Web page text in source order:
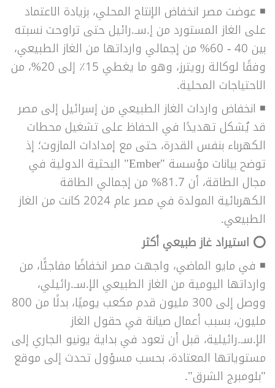
◾ عوضت مصر انخفاض الإنتاج المحلي، بزيادة الاعتماد
على الغاز المستورد من إ.سـ.رائيل حتى تراوحت نسبته
بين 40 - 60% من إجمالي وارداتها من الغاز الطبيعي،
وفقًا لوكالة رويترز، وهو ما يغطي 15٪ إلى 20%، من
الاحتياجات المحلية.
◾ انخفاض واردات الغاز الطبيعي من إسرائيل إلى مصر
قد يُشكل تهديدًا في الحفاظ على تشغيل محطات
الكهرباء بنفس القدرة، حتى مع إمدادات المازوت؛ إذ
توضح بيانات مؤسسة "Ember" البحثية الدولية في
مجال الطاقة، أن 81.7% من إجمالي الطاقة
الكهربائية المولدة في مصر عام 2024 كانت من الغاز
الطبيعي.
⭕ استيراد غاز طبيعي أكثر
◾ في مايو الماضي، واجهت مصر انخفاضًا مفاجئًا، من
وارداتها اليومية من الغاز الطبيعي الإ.سـ.رائيلي،
ووصل إلى 300 مليون قدم مكعب يوميًا، بدلًا من 800
مليون، بسبب أعمال صيانة في حقول الغاز
الإ.سـ.رائيلية، قبل أن تعود في بداية يونيو الجاري إلى
مستوياتها المعتادة، بحسب مسؤول تحدث إلى موقع
"بلومبرج الشرق".